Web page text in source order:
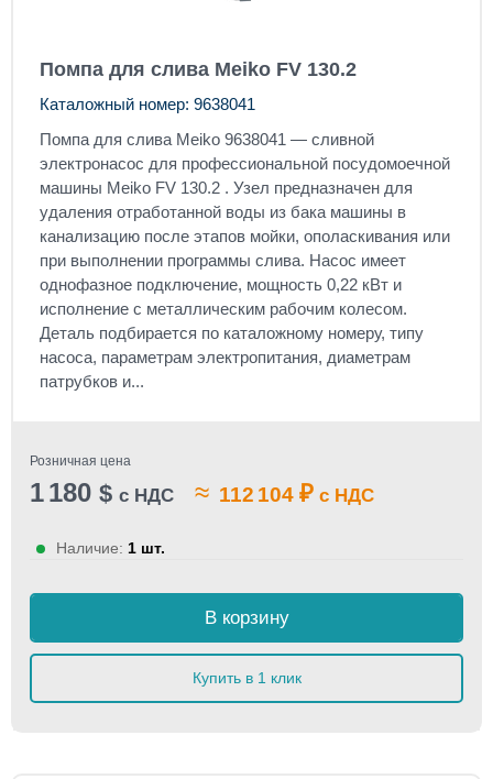
Помпа для слива Meiko FV 130.2
Каталожный номер: 9638041
Помпа для слива Meiko 9638041 — сливной
электронасос для профессиональной посудомоечной
машины Meiko FV 130.2 . Узел предназначен для
удаления отработанной воды из бака машины в
канализацию после этапов мойки, ополаскивания или
при выполнении программы слива. Насос имеет
однофазное подключение, мощность 0,22 кВт и
исполнение с металлическим рабочим колесом.
Деталь подбирается по каталожному номеру, типу
насоса, параметрам электропитания, диаметрам
патрубков и...
Розничная цена
1 180 $ с НДС ≈ 112 104 ₽ с НДС
Наличие: 1 шт.
В корзину
Купить в 1 клик